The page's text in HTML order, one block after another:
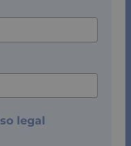
legal